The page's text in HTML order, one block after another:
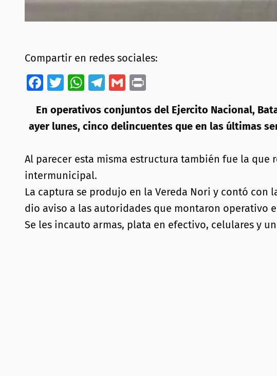
Compartir en redes sociales:
Facebook
Twitter
WhatsApp
Telegram
Gmail
En operativos conjuntos del Ejercito Nacional,
ayer lunes, cinco delincuentes que en las últimas
Al parecer esta misma estructura también fue la
intermunicipal.
La captura se produjo en la Vereda Nori y contó
dio aviso a las autoridades que montaron operativo
Se les incauto armas, plata en efectivo, celulares y